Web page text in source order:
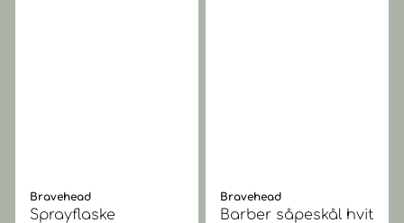
Bravehead
Sprayflaske
Bravehead
Barber såpeskål hvit